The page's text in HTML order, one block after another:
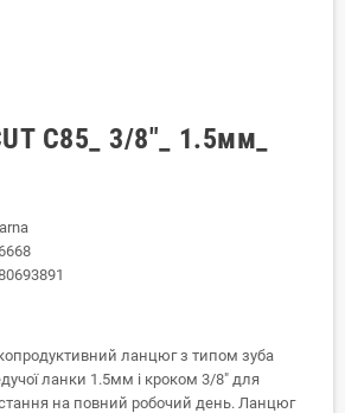
C85_ 3/8"_ 1.5мм_
ланцюг з типом зуба
ланки 1.5мм і кроком 3/8" для
на повний робочий день. Ланцюг